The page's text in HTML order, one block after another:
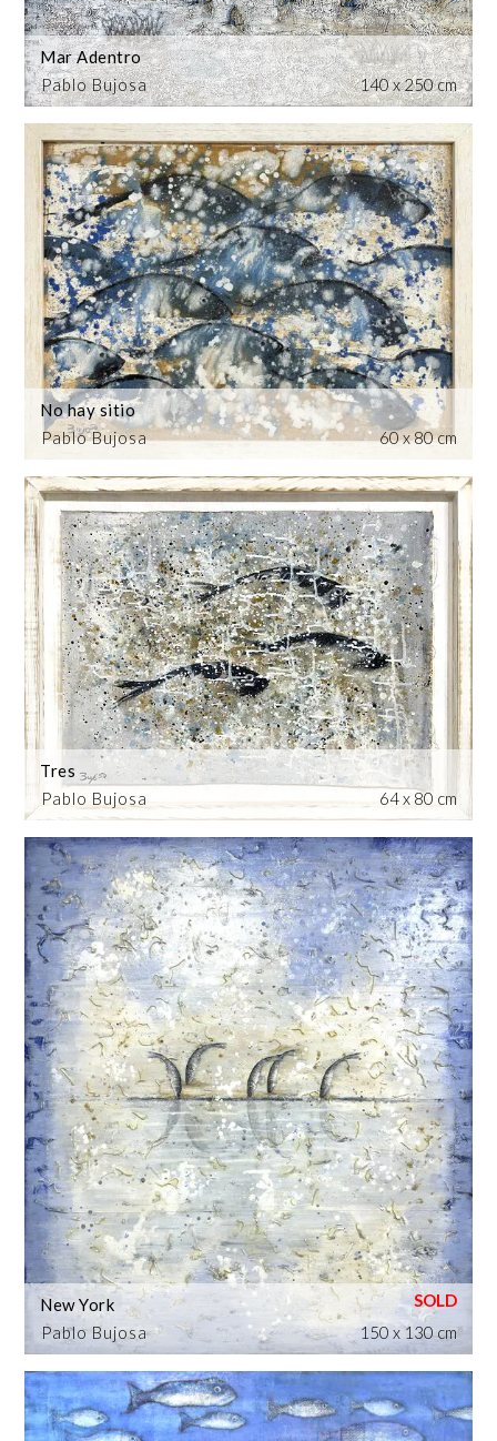
Pablo Bujosa
Mar Adentro
140 x 250 cm
Pablo Bujosa
No hay sitio
60 x 80 cm
Pablo Bujosa
Tres
64 x 80 cm
Pablo Bujosa
New York
150 x 130 cm